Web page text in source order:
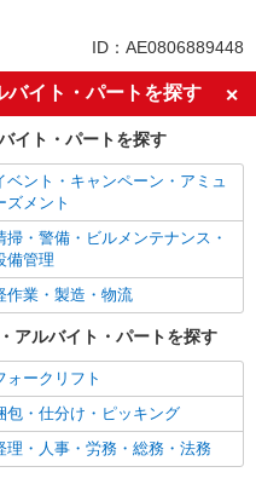
通勤OK
会保険あり
ID：AE0806889448
バイト・パートを探す
イト・パートを探す
ベント・キャンペーン・アミュ
ズメント
掃・警備・ビルメンテナンス・
備管理
作業・製造・物流
アルバイト・パートを探す
ォークリフト
包・仕分け・ピッキング
理・人事・労務・総務・法務